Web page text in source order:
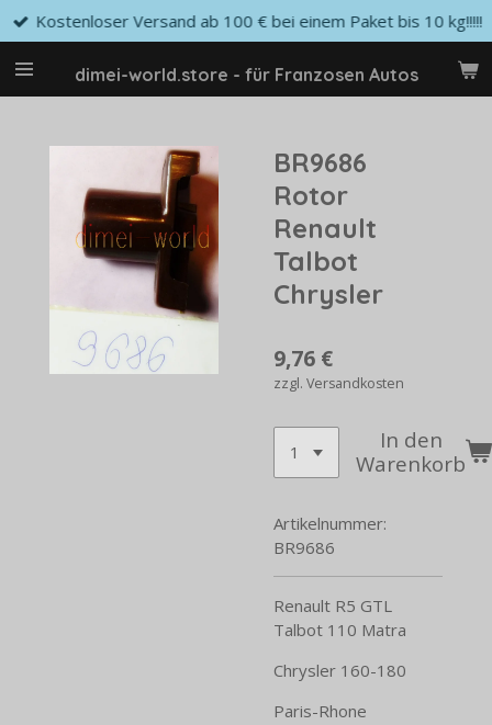
Zum
Hauptinhalt
springendimei-world.store - für Franzosen Autos
Kostenloser Versand ab 100 € bei einem Paket bis 10 kg!!!!!
BR9686
Rotor
Renault
Talbot
Chrysler
9,76 €
zzgl. Versandkosten
In den
Warenkorb
Artikelnummer:
BR9686
Renault R5 GTL
Talbot 110 Matra
Chrysler 160-180
Paris-Rhone